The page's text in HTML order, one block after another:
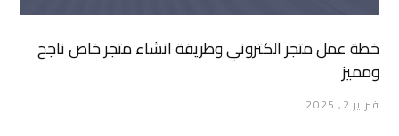
خطة عمل متجر الكتروني وطريقة انشاء متجر خاص ناجح
ومميز
فبراير 2, 2025